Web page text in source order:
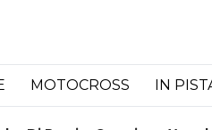
MOTOCROSS IN